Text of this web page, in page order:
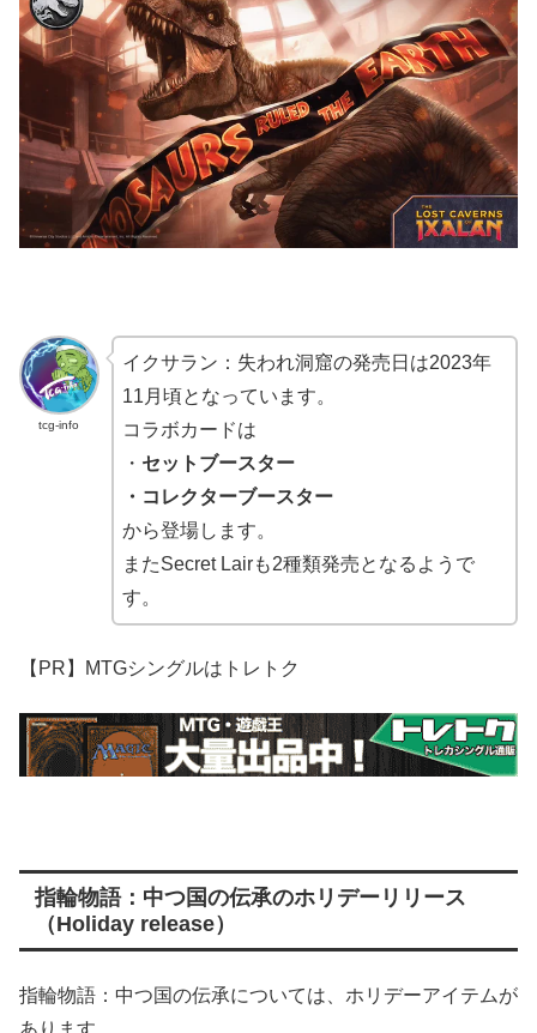
tcg-info
イクサラン：失われ洞窟の発売日は2023年
11月頃となっています。
コラボカードは
・ セットブースター
・コレクターブースター
から登場します。
またSecret Lairも2種類発売となるようで
す。
【PR】MTGシングルはトレトク
指輪物語：中つ国の伝承のホリデーリリース
（Holiday release）
指輪物語：中つ国の伝承については、ホリデーアイテムが